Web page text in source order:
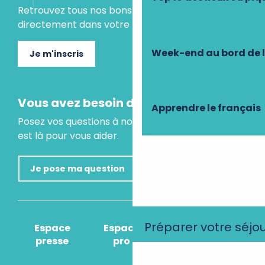
Week-end au bord de
Apprendre le français
Préparer votre
Retrouvez tous nos bons plans et idées séjours
directement dans votre boite mail.
Je m'inscris
Vous avez besoin d'un conseil ?
Posez vos questions à notre assistant virtuel, il
est là pour vous aider.
Je pose ma question
Espace
presse
Espace
pro
Comment venir
?